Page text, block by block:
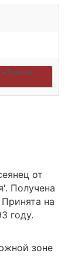
от
Получена
на
году.
зоне